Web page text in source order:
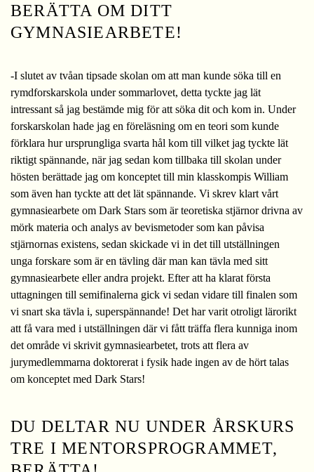
BERÄTTA OM DITT
GYMNASIEARBETE!
-I slutet av tvåan tipsade skolan om att man kunde söka till en
rymdforskarskola under sommarlovet, detta tyckte jag lät
intressant så jag bestämde mig för att söka dit och kom in. Under
forskarskolan hade jag en föreläsning om en teori som kunde
förklara hur ursprungliga svarta hål kom till vilket jag tyckte lät
riktigt spännande, när jag sedan kom tillbaka till skolan under
hösten berättade jag om konceptet till min klasskompis William
som även han tyckte att det lät spännande. Vi skrev klart vårt
gymnasiearbete om Dark Stars som är teoretiska stjärnor drivna av
mörk materia och analys av bevismetoder som kan påvisa
stjärnornas existens, sedan skickade vi in det till utställningen
unga forskare som är en tävling där man kan tävla med sitt
gymnasiearbete eller andra projekt. Efter att ha klarat första
uttagningen till semifinalerna gick vi sedan vidare till finalen som
vi snart ska tävla i, superspännande! Det har varit otroligt lärorikt
att få vara med i utställningen där vi fått träffa flera kunniga inom
det område vi skrivit gymnasiearbetet, trots att flera av
jurymedlemmarna doktorerat i fysik hade ingen av de hört talas
om konceptet med Dark Stars!
DU DELTAR NU UNDER ÅRSKURS
TRE I MENTORSPROGRAMMET,